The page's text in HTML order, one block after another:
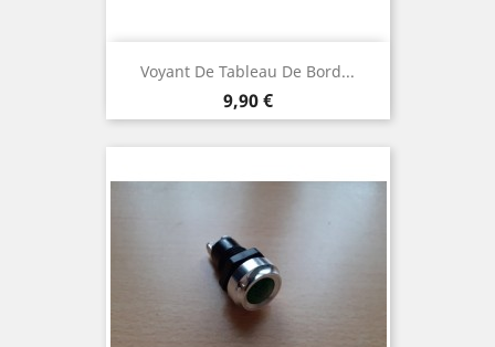
Voyant De Tableau De Bord...
Prix
9,90 €